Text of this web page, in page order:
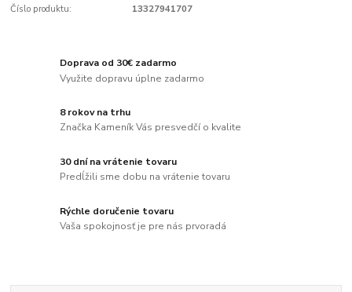
Číslo produktu: 13327941707
Doprava od 30€ zadarmo
Využite dopravu úplne zadarmo
8 rokov na trhu
Značka Kameník Vás presvedčí o kvalite
30 dní na vrátenie tovaru
Predĺžili sme dobu na vrátenie tovaru
Rýchle doručenie tovaru
Vaša spokojnosť je pre nás prvoradá